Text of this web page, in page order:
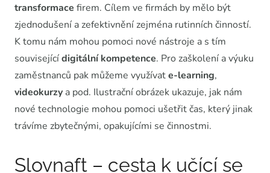
transformace firem. Cílem ve firmách by mělo být
zjednodušení a zefektivnění zejména rutinních činností.
K tomu nám mohou pomoci nové nástroje a s tím
souvisejícídigitální kompetence. Pro zaškolení a výuku
zaměstnanců pak můžeme využívate-learning,
videokurzy a pod. Ilustrační obrázek ukazuje, jak nám
nové technologie mohou pomoci ušetřit čas, který jinak
trávíme zbytečnými, opakujícími se činnostmi.
Slovnaft – cesta k učící se